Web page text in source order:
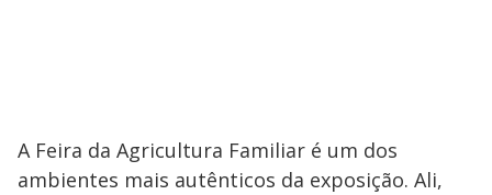
A Feira da Agricultura Familiar é um dos
ambientes mais autênticos da exposição. Ali,